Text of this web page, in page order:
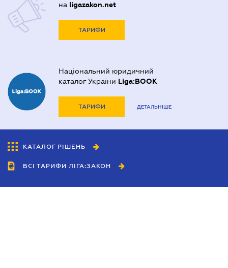
на ligazakon.net
ТАРИФИ
Національний юридичний
каталог України Liga:BOOK
ТАРИФИ ДЕТАЛЬНІШЕ
КАТАЛОГ РІШЕНЬ
ВСІ ТАРИФИ ЛІГА:ЗАКОН